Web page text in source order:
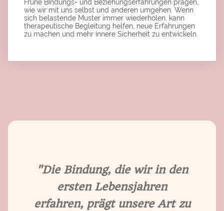
Frühe Bindungs- und Beziehungserfahrungen prägen,
wie wir mit uns selbst und anderen umgehen. Wenn
sich belastende Muster immer wiederholen, kann
therapeutische Begleitung helfen, neue Erfahrungen
zu machen und mehr innere Sicherheit zu entwickeln.
"Die Bindung, die wir in den
ersten Lebensjahren
erfahren, prägt unsere Art zu